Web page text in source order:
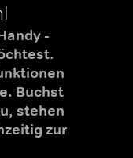
-
Buchst
stehen
zur